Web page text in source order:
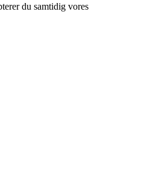
du samtidig vores